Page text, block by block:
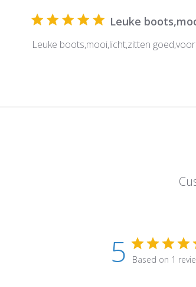
Leuke
Leuke boots,mooi,licht,zitten
5 Based on 1